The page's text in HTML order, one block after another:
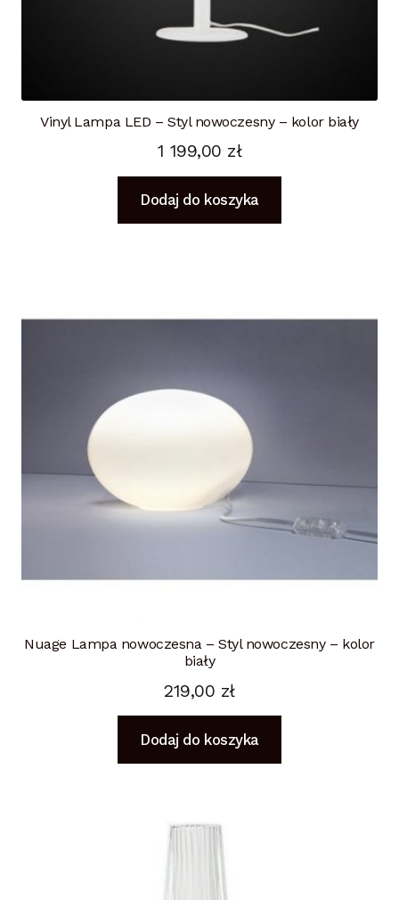
Vinyl Lampa LED – Styl nowoczesny – kolor biały
1 199,00 zł
Dodaj do koszyka
Nuage Lampa nowoczesna – Styl nowoczesny – kolor
biały
219,00 zł
Dodaj do koszyka